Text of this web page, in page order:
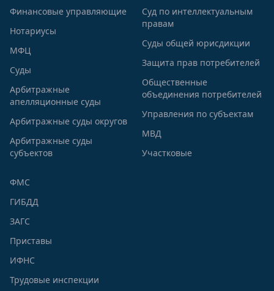
Финансовые управляющие
Нотариусы
МФЦ
Суды
Арбитражные
апелляционные суды
Арбитражные суды округов
Арбитражные суды
субъектов
Суд по интеллектуальным
правам
Суды общей юрисдикции
Защита прав потребителей
Общественные
объединения потребителей
Управления по субъектам
МВД
Участковые
ФМС
ГИБДД
ЗАГС
Приставы
ИФНС
Трудовые инспекции